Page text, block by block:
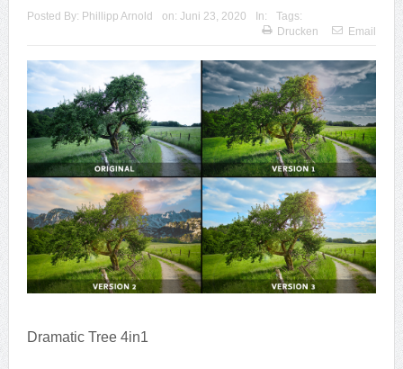
Posted By: Phillipp Arnold on: Juni 23, 2020 In:
Tags:
Drucken
Email
Dramatic Tree 4in1